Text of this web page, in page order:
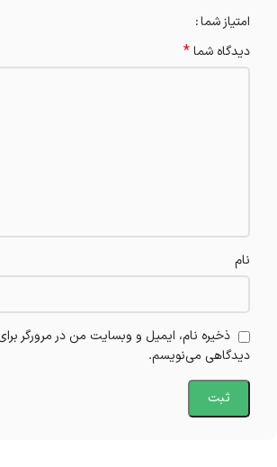
امتیاز شما
دیدگاه شما*
نام
ذخیره نام، ایمیل و وبسایت من در مرورگر
دیدگاهی می‌نویسم.